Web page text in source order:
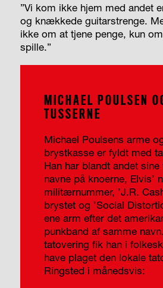
”Vi kom ikke hjem med andet
og knækkede guitarstrenge.
ikke om at tjene penge, kun
spille.”
MICHAEL POULSEN
TUSSERNE
Michael Poulsens arme
brystkasse er fyldt med
Han har blandt andet
navne på knoerne, Elvis’
militærnummer, ’J.R.
brystet og ’Social
ene arm efter det
punkband af samme
tatovering fik han i
have plaget den lokale
Ringsted i månedsvis: